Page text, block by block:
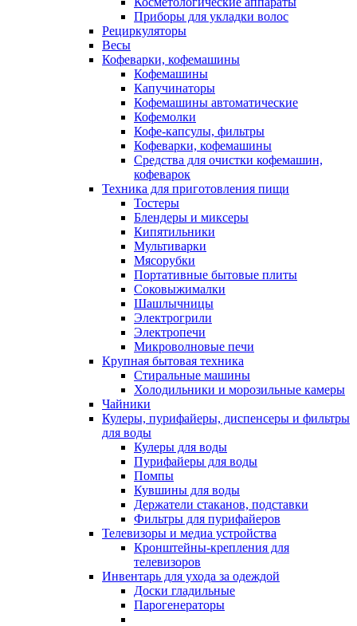
Приборы для укладки волос
Рециркуляторы
Весы
Кофеварки, кофемашины
Кофемашины
Капучинаторы
Кофемашины автоматические
Кофемолки
Кофе-капсулы, фильтры
Кофеварки, кофемашины
Средства для очистки кофемашин,
кофеварок
Техника для приготовления пищи
Тостеры
Блендеры и миксеры
Кипятильники
Мультиварки
Мясорубки
Портативные бытовые плиты
Соковыжималки
Шашлычницы
Электрогрили
Электропечи
Микроволновые печи
Крупная бытовая техника
Стиральные машины
Холодильники и морозильные камеры
Чайники
Кулеры, пурифайеры, диспенсеры и фильтры
для воды
Кулеры для воды
Пурифайеры для воды
Помпы
Кувшины для воды
Держатели стаканов, подставки
Фильтры для пурифайеров
Телевизоры и медиа устройства
Кронштейны-крепления для
телевизоров
Инвентарь для ухода за одеждой
Доски гладильные
Парогенераторы